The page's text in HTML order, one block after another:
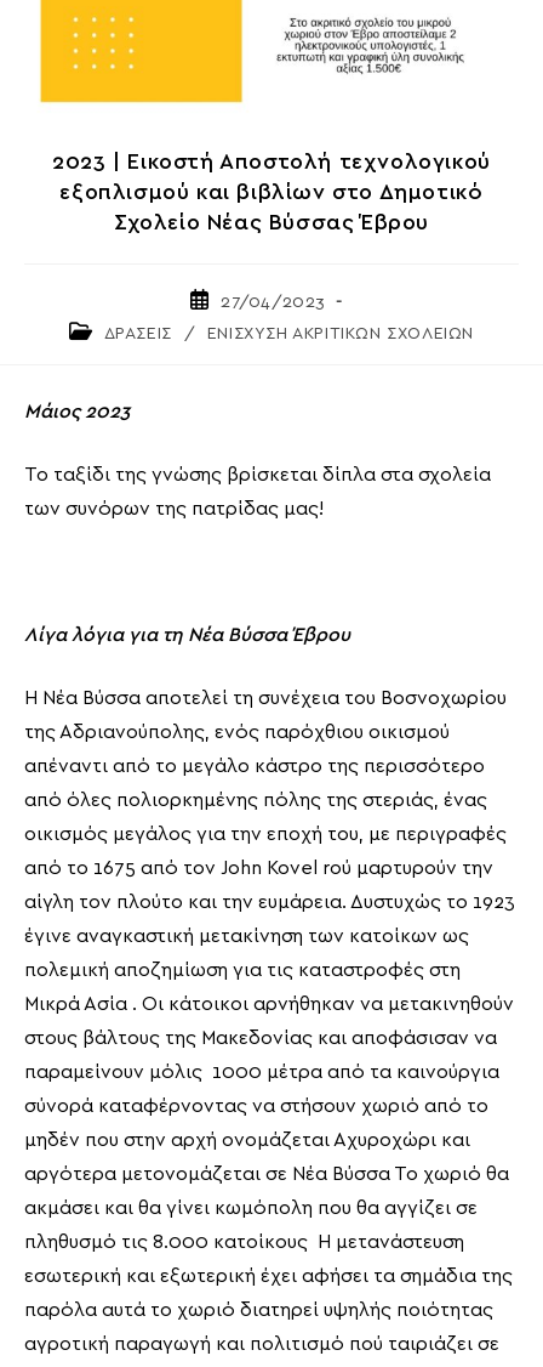
2023 | Εικοστή Αποστολή τεχνολογικού
εξοπλισμού και βιβλίων στο Δημοτικό
Σχολείο Νέας Βύσσας Έβρου
Post
published:
27/04/2023
PostΔΡΑΣΕΙΣ / ΕΝΙΣΧΥΣΗ ΑΚΡΙΤΙΚΩΝ ΣΧΟΛΕΙΩΝ
Μάιος 2023
Το ταξίδι της γνώσης βρίσκεται δίπλα στα σχολεία
των συνόρων της πατρίδας μας!
Λίγα λόγια για τη Νέα Βύσσα Έβρου
Η Νέα Βύσσα αποτελεί τη συνέχεια του Βοσνοχωρίου
της Αδριανούπολης, ενός παρόχθιου οικισμού
απέναντι από το μεγάλο κάστρο της περισσότερο
από όλες πολιορκημένης πόλης της στεριάς, ένας
οικισμός μεγάλος για την εποχή του, με περιγραφές
από το 1675 από τον John Kovel rού μαρτυρούν την
αίγλη τον πλούτο και την ευμάρεια. Δυστυχώς το 1923
έγινε αναγκαστική μετακίνηση των κατοίκων ως
πολεμική αποζημίωση για τις καταστροφές στη
Μικρά Ασία . Οι κάτοικοι αρνήθηκαν να μετακινηθούν
στους βάλτους της Μακεδονίας και αποφάσισαν να
παραμείνουν μόλις 1000 μέτρα από τα καινούργια
σύνορά καταφέρνοντας να στήσουν χωριό από το
μηδέν που στην αρχή ονομάζεται Αχυροχώρι και
αργότερα μετονομάζεται σε Νέα Βύσσα Το χωριό θα
ακμάσει και θα γίνει κωμόπολη που θα αγγίζει σε
πληθυσμό τις 8.000 κατοίκους Η μετανάστευση
εσωτερική και εξωτερική έχει αφήσει τα σημάδια της
παρόλα αυτά το χωριό διατηρεί υψηλής ποιότητας
αγροτική παραγωγή και πολιτισμό πού ταιριάζει σε